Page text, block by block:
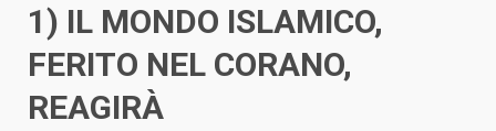
1) IL MONDO ISLAMICO,
FERITO NEL CORANO,
REAGIRÀ